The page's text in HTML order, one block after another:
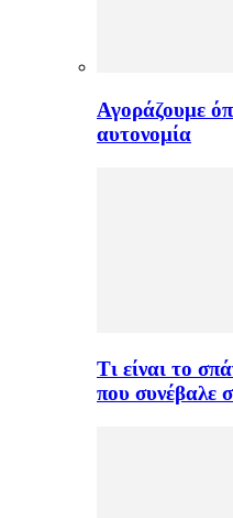
Αγοράζουμε
αυτονομία
Τι είναι το
που συνέβαλε